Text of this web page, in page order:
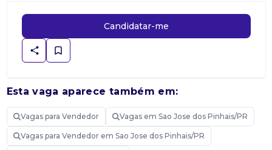
Candidatar-me
Esta vaga aparece também em:
Vagas para Vendedor Vagas em Sao Jose dos Pinhais/PR
Vagas para Vendedor em Sao Jose dos Pinhais/PR